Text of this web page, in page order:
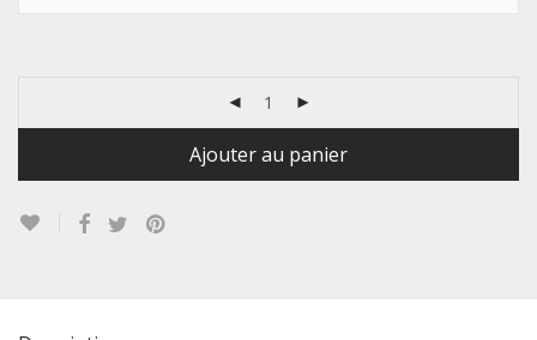
Ajouter au panier